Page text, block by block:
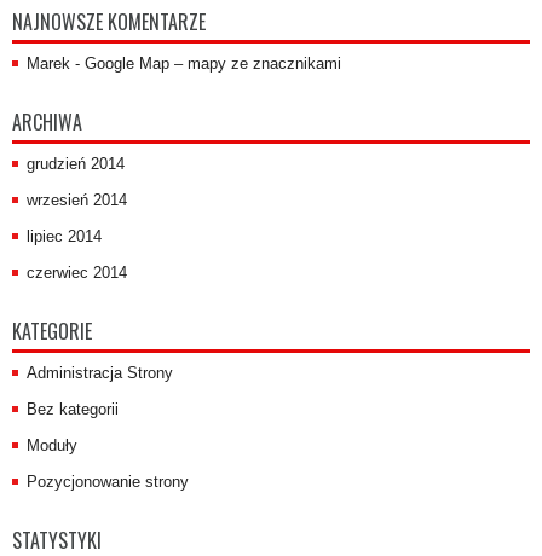
NAJNOWSZE KOMENTARZE
Marek - Google Map – mapy ze znacznikami
ARCHIWA
grudzień 2014
wrzesień 2014
lipiec 2014
czerwiec 2014
KATEGORIE
Administracja Strony
Bez kategorii
Moduły
Pozycjonowanie strony
STATYSTYKI